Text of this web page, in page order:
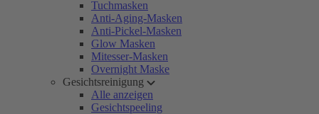
Tuchmasken
Anti-Aging-Masken
Anti-Pickel-Masken
Glow Masken
Mitesser-Masken
Overnight Maske
Gesichtsreinigung
Alle anzeigen
Gesichtspeeling